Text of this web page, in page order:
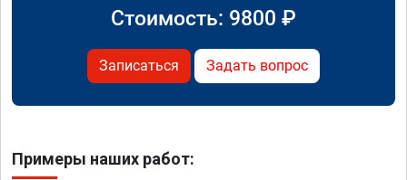
Стоимость: 9800 ₽
Записаться Задать вопрос
Примеры наших работ: